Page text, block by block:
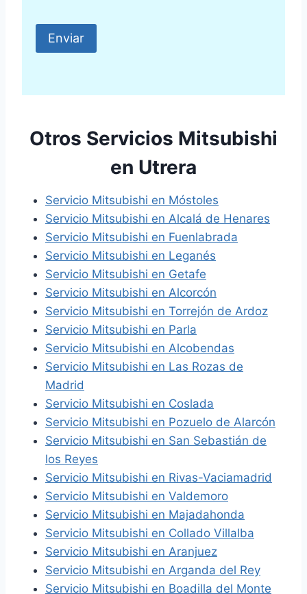
Otros Servicios Mitsubishi
en Utrera
Servicio Mitsubishi en Móstoles
Servicio Mitsubishi en Alcalá de Henares
Servicio Mitsubishi en Fuenlabrada
Servicio Mitsubishi en Leganés
Servicio Mitsubishi en Getafe
Servicio Mitsubishi en Alcorcón
Servicio Mitsubishi en Torrejón de Ardoz
Servicio Mitsubishi en Parla
Servicio Mitsubishi en Alcobendas
Servicio Mitsubishi en Las Rozas de
Madrid
Servicio Mitsubishi en Coslada
Servicio Mitsubishi en Pozuelo de Alarcón
Servicio Mitsubishi en San Sebastián de
los Reyes
Servicio Mitsubishi en Rivas-Vaciamadrid
Servicio Mitsubishi en Valdemoro
Servicio Mitsubishi en Majadahonda
Servicio Mitsubishi en Collado Villalba
Servicio Mitsubishi en Aranjuez
Servicio Mitsubishi en Arganda del Rey
Servicio Mitsubishi en Boadilla del Monte